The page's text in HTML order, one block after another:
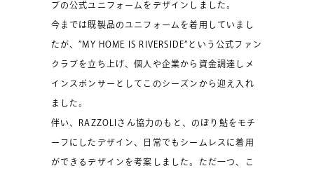
ブの公式ユニフォームをデザインしました。
今までは既製品のユニフォームを着用していまし
たが、”MY HOME IS RIVERSIDE”という公式ファン
クラブを立ち上げ、個人や企業から資金調達しメ
インスポンサーとしてこのシーズンから迎え入れ
ました。
伴い、RAZZOLIさん協力のもと、のぼり鮎をモチ
ーフにしたデザイン、日常でもシームレスに着用
ができるデザインを考案しました。ただ一つ、こ